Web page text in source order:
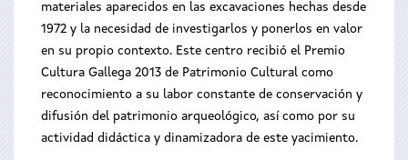
materiales aparecidos en las excavaciones hechas desde
1972 y la necesidad de investigarlos y ponerlos en valor
en su propio contexto. Este centro recibió el Premio
Cultura Gallega 2013 de Patrimonio Cultural como
reconocimiento a su labor constante de conservación y
difusión del patrimonio arqueológico, así como por su
actividad didáctica y dinamizadora de este yacimiento.